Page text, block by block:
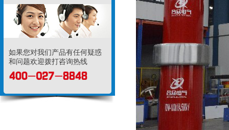
如果您对我们产品有任何疑惑
和问题欢迎拨打咨询热线